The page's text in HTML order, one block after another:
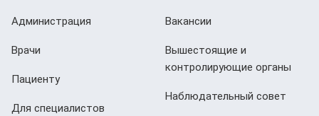
Администрация
Врачи
Пациенту
Для специалистов
Вакансии
Вышестоящие и
контролирующие органы
Наблюдательный совет